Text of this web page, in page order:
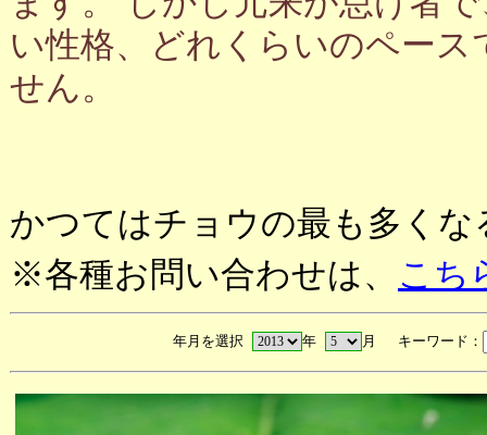
い性格、どれくらいのペー
せん。
かつてはチョウの最も多く
※各種お問い合わせは、 こち
年月を選択 年 月 キーワード：